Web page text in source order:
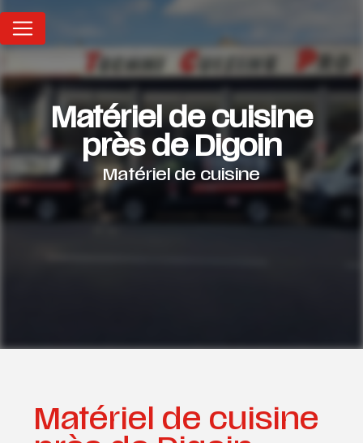
Matériel de cuisine
près de Digoin
Matériel de cuisine
Matériel de cuisine
Panneau de gestion des cookies